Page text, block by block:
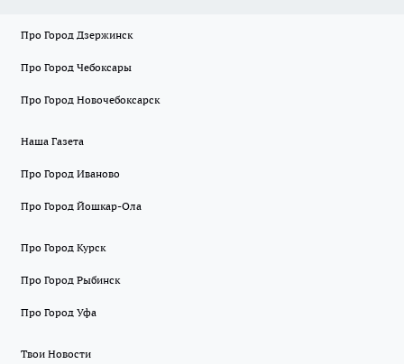
Про Город Дзержинск
Про Город Чебоксары
Про Город Новочебоксарск
Наша Газета
Про Город Иваново
Про Город Йошкар-Ола
Про Город Курск
Про Город Рыбинск
Про Город Уфа
Твои Новости